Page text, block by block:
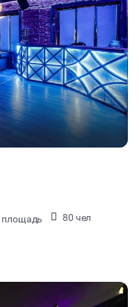
площадь
80 чел